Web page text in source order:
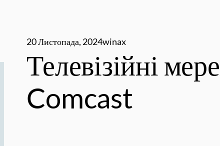
20 Листопада, 2024winax
Телевізійні
Comcast